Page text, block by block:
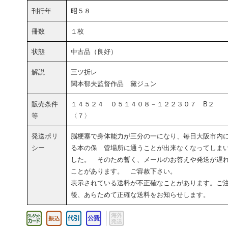
刊行年 昭５８
冊数 １枚
状態 中古品（良好）
解説
三ツ折レ
関本郁夫監督作品 黛ジュン
販売条件
等
１４５２４ ０５１４０８－１２２３０７ B２
〈７〉
発送ポリ
シー
脳梗塞で身体能力が三分の一になり、毎日大阪市内
る本の保 管場所に通うことが出来なくなってしま
した。 そのため暫く、メールのお答えや発送が遅
ことがあります。 ご容赦下さい。
表示されている送料が不正確なことがあります。ご
後、あらためて正確な送料をお知らせします。